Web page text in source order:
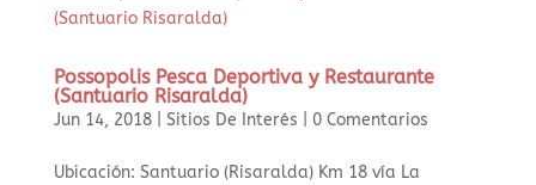
Possopolis Pesca Deportiva y Restaurante
(Santuario Risaralda)
Jun 14, 2018| Sitios De Interés 0 Comentarios
Ubicación: Santuario (Risaralda) Km 18 vía La